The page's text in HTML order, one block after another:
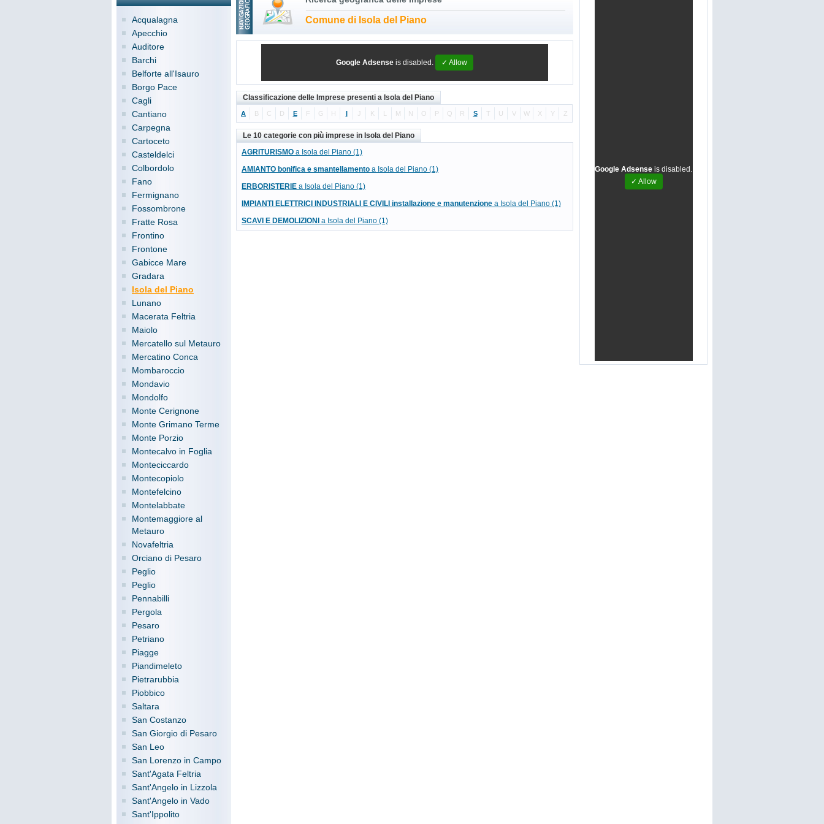
Acqualagna
Apecchio
Auditore
Barchi
Belforte all'Isauro
Borgo Pace
Cagli
Cantiano
Carpegna
Cartoceto
Casteldelci
Colbordolo
Fano
Fermignano
Fossombrone
Fratte Rosa
Frontino
Frontone
Gabicce Mare
Gradara
Isola del Piano
Lunano
Macerata Feltria
Maiolo
Mercatello sul Metauro
Mercatino Conca
Mombaroccio
Mondavio
Mondolfo
Monte Cerignone
Monte Grimano Terme
Monte Porzio
Montecalvo in Foglia
Monteciccardo
Montecopiolo
Montefelcino
Montelabbate
Montemaggiore al
Metauro
Novafeltria
Orciano di Pesaro
Peglio
Peglio
Pennabilli
Pergola
Pesaro
Petriano
Piagge
Piandimeleto
Pietrarubbia
Piobbico
Saltara
San Costanzo
San Giorgio di Pesaro
San Leo
San Lorenzo in Campo
Sant'Agata Feltria
Sant'Angelo in Lizzola
Sant'Angelo in Vado
Sant'Ippolito
Comune di Isola del Piano
Google Adsense is disabled. ✓ Allow
Classificazione delle Imprese presenti a Isola del Piano
A B C D E F G H I J K L M N O P Q R S T U V W X Y Z
Le 10 categorie con più imprese in Isola del Piano
AGRITURISMO a Isola del Piano (1)
AMIANTO bonifica e smantellamento a Isola del Piano (1)
ERBORISTERIE a Isola del Piano (1)
IMPIANTI ELETTRICI INDUSTRIALI E CIVILI installazione e manutenzione a Isola del Piano (1)
SCAVI E DEMOLIZIONI a Isola del Piano (1)
Google Adsense is disabled.
✓ Allow